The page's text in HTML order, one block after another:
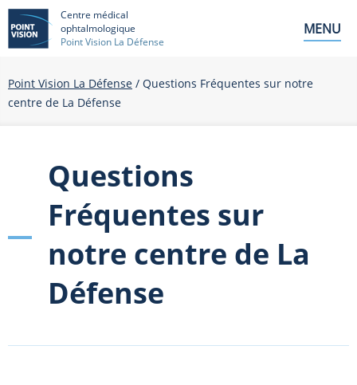
Centre médical
ophtalmologique
Point Vision La Défense
MENU
Point Vision La Défense / Questions Fréquentes sur notre
centre de La Défense
Questions
Fréquentes sur
notre centre de La
Défense